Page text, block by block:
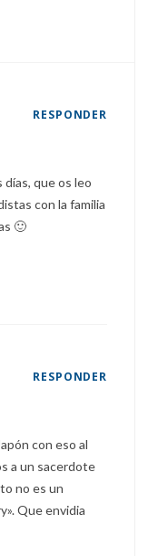
RESPONDER
que os leo
con la familia
🙂
RESPONDER
con eso al
a un sacerdote
no es un
Que envidia